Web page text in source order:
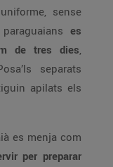
sense
es
de tres dies,
separats
apilats els
es menja com
per preparar